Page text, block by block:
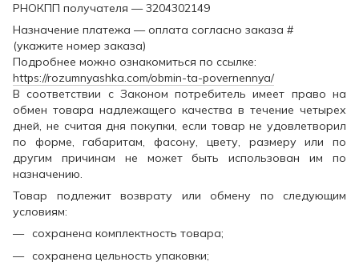
РНОКПП получателя — 3204302149
Назначение платежа — оплата согласно заказа #
(укажите номер заказа)
Подробнее можно ознакомиться по ссылке:
https://rozumnyashka.com/obmin-ta-povernennya/
В соответствии с Законом потребитель имеет право на
обмен товара надлежащего качества в течение четырех
дней, не считая дня покупки, если товар не удовлетворил
по форме, габаритам, фасону, цвету, размеру или по
другим причинам не может быть использован им по
назначению.
Товар подлежит возврату или обмену по следующим
условиям:
сохранена комплектность товара;
сохранена цельность упаковки;